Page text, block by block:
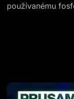
používanému